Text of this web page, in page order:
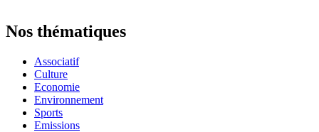
Nos thématiques
Associatif
Culture
Economie
Environnement
Sports
Emissions